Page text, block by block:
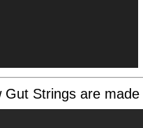
Gut Strings are made